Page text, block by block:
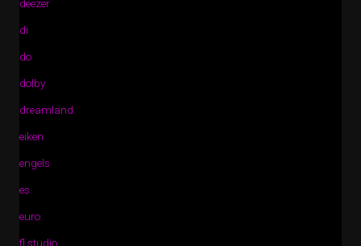
deezer
di
do
dolby
dreamland
eiken
engels
es
euro
fl studio